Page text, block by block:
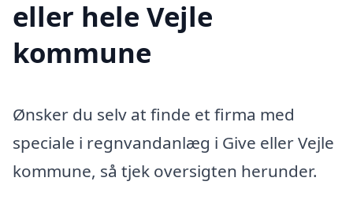
eller hele Vejle
kommune
Ønsker du selv at finde et firma med
speciale i regnvandanlæg i Give eller Vejle
kommune, så tjek oversigten herunder.